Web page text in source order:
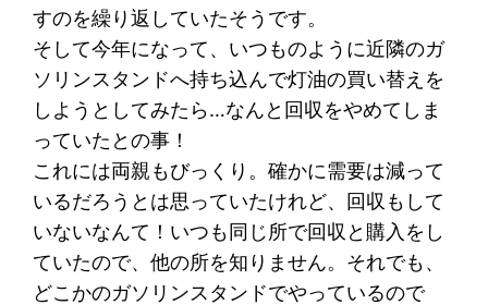
すのを繰り返していたそうです。
そして今年になって、いつものように近隣のガ
ソリンスタンドへ持ち込んで灯油の買い替えを
しようとしてみたら…なんと回収をやめてしま
っていたとの事！
これには両親もびっくり。確かに需要は減って
いるだろうとは思っていたけれど、回収もして
いないなんて！いつも同じ所で回収と購入をし
ていたので、他の所を知りません。それでも、
どこかのガソリンスタンドでやっているので